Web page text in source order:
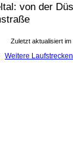
von der
Zuletzt aktualisiert
Weitere Laufstrecken